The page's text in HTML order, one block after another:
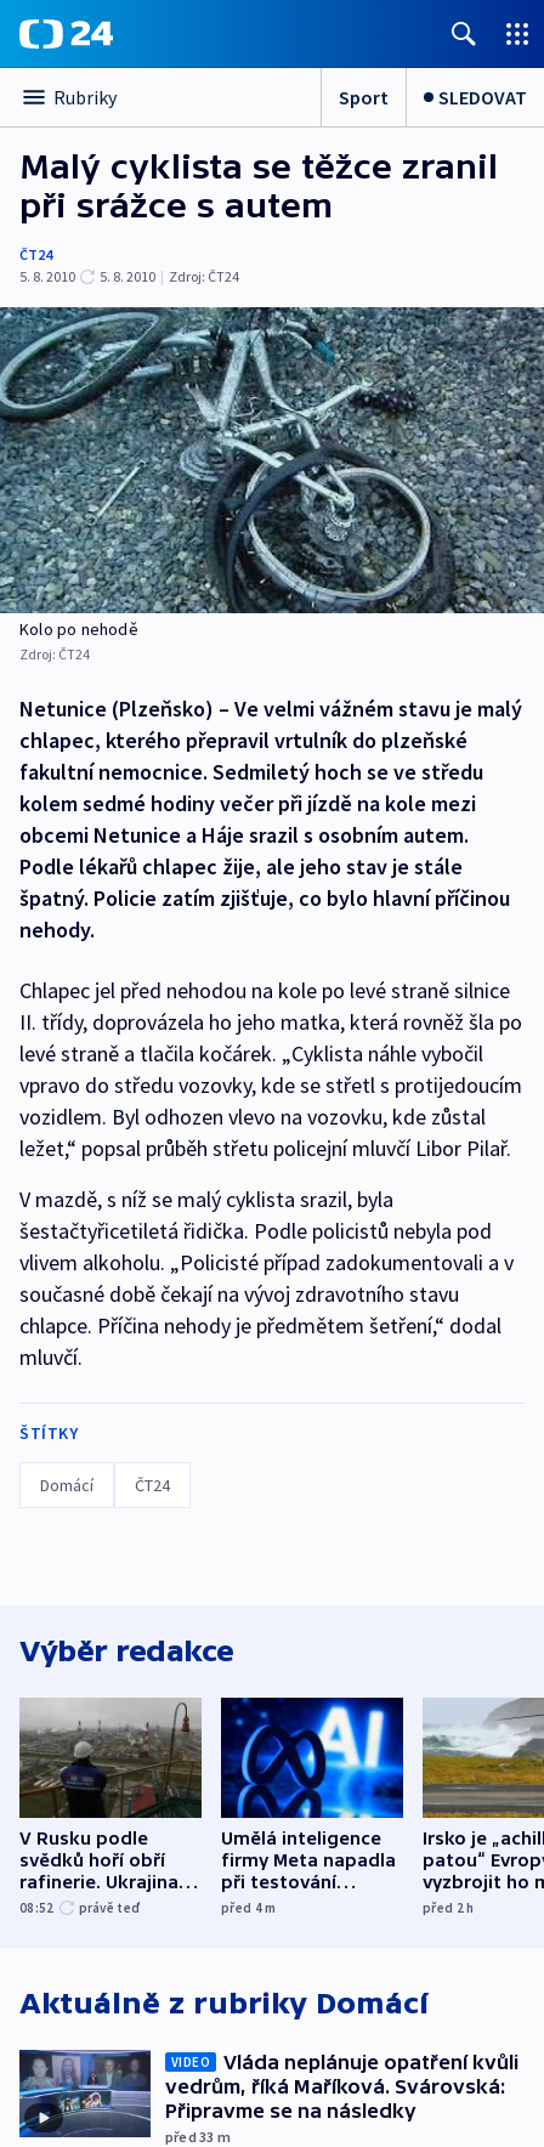
Rubriky Sport SLEDOVAT
Malý cyklista se těžce zranil
při srážce s autem
ČT24
5. 8. 2010
5. 8. 2010 | Zdroj: ČT24
Kolo po nehodě
Zdroj: ČT24
Netunice (Plzeňsko) – Ve velmi vážném stavu je malý
chlapec, kterého přepravil vrtulník do plzeňské
fakultní nemocnice. Sedmiletý hoch se ve středu
kolem sedmé hodiny večer při jízdě na kole mezi
obcemi Netunice a Háje srazil s osobním autem.
Podle lékařů chlapec žije, ale jeho stav je stále
špatný. Policie zatím zjišťuje, co bylo hlavní příčinou
nehody.
Chlapec jel před nehodou na kole po levé straně silnice
II. třídy, doprovázela ho jeho matka, která rovněž šla po
levé straně a tlačila kočárek. „Cyklista náhle vybočil
vpravo do středu vozovky, kde se střetl s protijedoucím
vozidlem. Byl odhozen vlevo na vozovku, kde zůstal
ležet,“ popsal průběh střetu policejní mluvčí Libor Pilař.
V mazdě, s níž se malý cyklista srazil, byla
šestačtyřicetiletá řidička. Podle policistů nebyla pod
vlivem alkoholu. „Policisté případ zadokumentovali a v
současné době čekají na vývoj zdravotního stavu
chlapce. Příčina nehody je předmětem šetření,“ dodal
mluvčí.
ŠTÍTKY
Domácí ČT24
Výběr redakce
V Rusku podle
svědků hoří obří
rafinerie. Ukrajina
hlásí oběti
08:52 právě teď
Umělá inteligence
firmy Meta napadla
při testování
systém jiné
před 4m
Irsko je
patou“
vyzbrojit ho
Francie
před 2h
Aktuálně z rubriky Domácí
VIDEO
Vláda neplánuje opatření kvůli
vedrům, říká Maříková. Svárovská:
Připravme se na následky
před 33 m